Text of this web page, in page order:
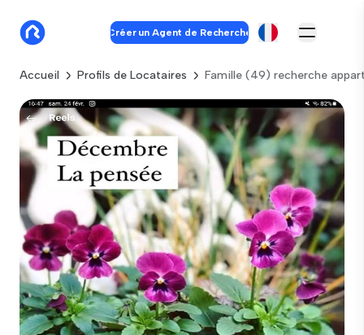
Créer un Agent de Recherche
Accueil Profils de Locataires Famille (49) recherche